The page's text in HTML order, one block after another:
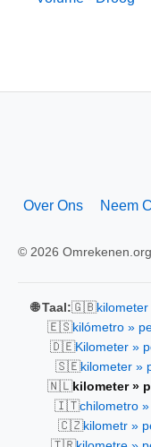
Over Ons Neem
© 2026
🌐 Taal:🇬🇧
🇪🇸kilómetro »
🇩🇪Kilometer »
🇸🇪kilometer »
🇳🇱kilometer »
🇮🇹chilometro
🇨🇿kilometr »